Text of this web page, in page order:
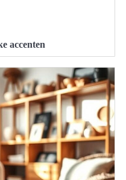
accenten